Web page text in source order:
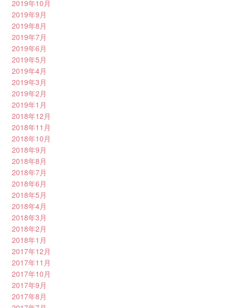
2019年10月
2019年9月
2019年8月
2019年7月
2019年6月
2019年5月
2019年4月
2019年3月
2019年2月
2019年1月
2018年12月
2018年11月
2018年10月
2018年9月
2018年8月
2018年7月
2018年6月
2018年5月
2018年4月
2018年3月
2018年2月
2018年1月
2017年12月
2017年11月
2017年10月
2017年9月
2017年8月